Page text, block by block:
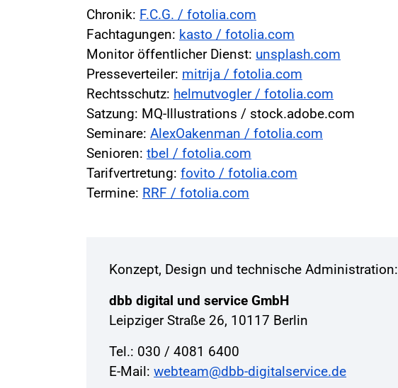
Chronik: F.C.G. / fotolia.com
Fachtagungen: kasto / fotolia.com
Monitor öffentlicher Dienst: unsplash.com
Presseverteiler: mitrija / fotolia.com
Rechtsschutz: helmutvogler / fotolia.com
Satzung: MQ-Illustrations / stock.adobe.com
Seminare: AlexOakenman / fotolia.com
Senioren: tbel / fotolia.com
Tarifvertretung: fovito / fotolia.com
Termine: RRF / fotolia.com
Konzept, Design und technische Administration:
dbb digital und service GmbH
Leipziger Straße 26, 10117 Berlin
Tel.: 030 / 4081 6400
E-Mail: webteam@dbb-digitalservice.de